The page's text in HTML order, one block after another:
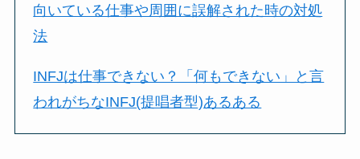
向いている仕事や周囲に誤解された時の対処
法
INFJは仕事できない？「何もできない」と言
われがちなINFJ(提唱者型)あるある